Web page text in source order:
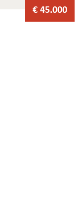
€ 45.000